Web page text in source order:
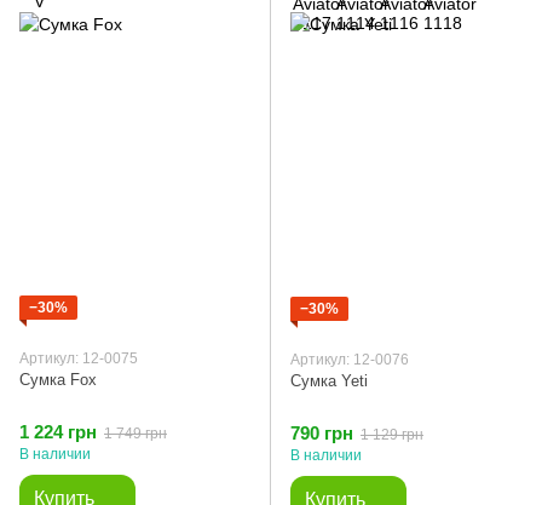
−30%
Артикул: 12-0075
Сумка Fox
1 224 грн 1 749 грн
В наличии
Купить
−30%
Артикул: 12-0076
Сумка Yeti
790 грн 1 129 грн
В наличии
Купить